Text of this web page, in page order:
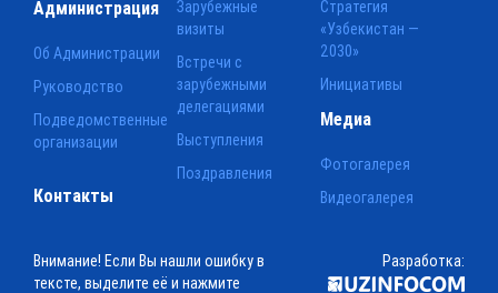
Зарубежные
визиты
Встречи с
зарубежными
делегациями
Выступления
Поздравления
Стратегия
«Узбекистан —
2030»
Инициативы
Администрация
Об Администрации
Руководство
Подведомственные
организации
Медиа
Фотогалерея
Видеогалерея
Контакты
Внимание! Если Вы нашли ошибку в
тексте, выделите её и нажмите
Разработка: